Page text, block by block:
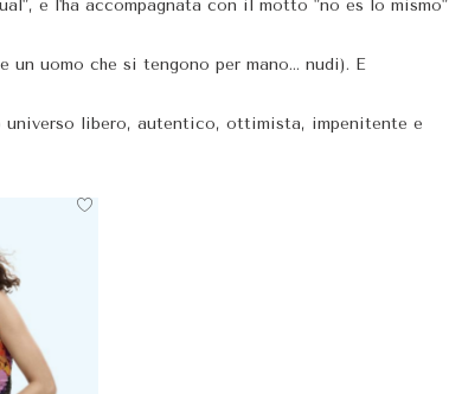
e l'ha accompagnata con il motto "no es lo mismo"
uomo che si tengono per mano... nudi). E
libero, autentico, ottimista, impenitente e